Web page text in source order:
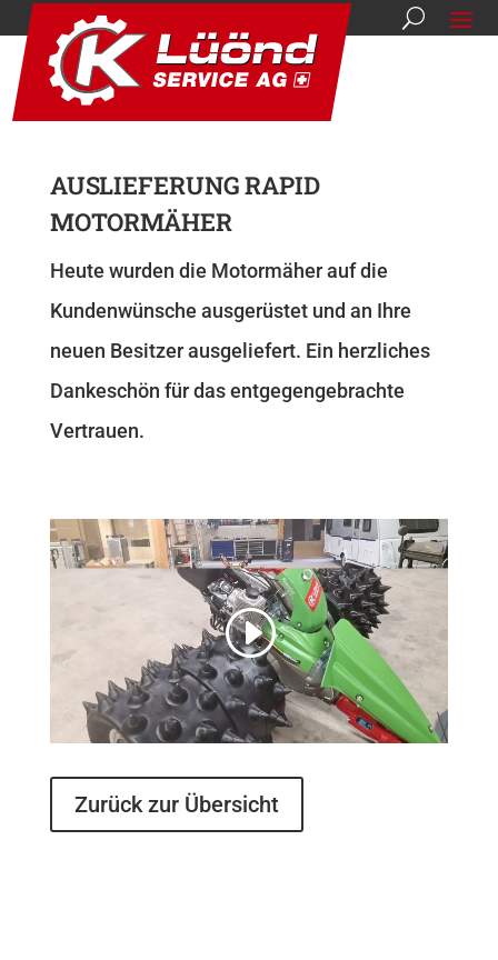
AUSLIEFERUNG RAPID
MOTORMÄHER
Heute wurden die Motormäher auf die
Kundenwünsche ausgerüstet und an Ihre
neuen Besitzer ausgeliefert. Ein herzliches
Dankeschön für das entgegengebrachte
Vertrauen.
Zurück zur Übersicht